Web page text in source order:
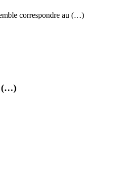
correspondre au (…)
(…)